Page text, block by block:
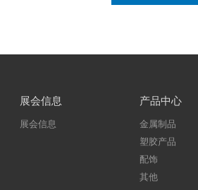
展会信息
展会信息
产品中心
金属制品
塑胶产品
配饰
其他